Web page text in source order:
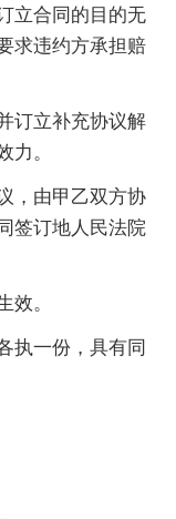
立合同的目的无
求违约方承担赔
订立补充协议解
力。
，由甲乙双方协
签订地人民法院
效。
执一份，具有同